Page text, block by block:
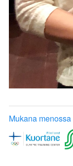
Mukana menossa